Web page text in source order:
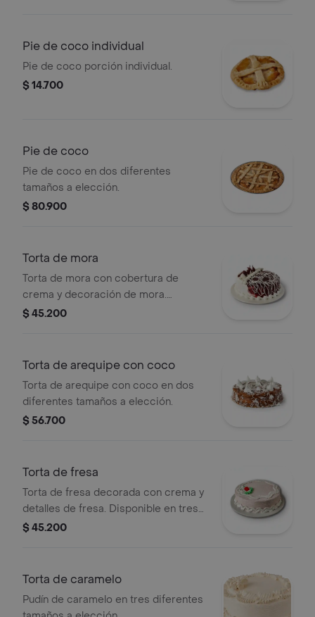
Pie de coco individual
Pie de coco porción individual.
$ 14.700
Pie de coco
Pie de coco en dos diferentes
tamaños a elección.
$ 80.900
Torta de mora
Torta de mora con cobertura de
crema y decoración de mora.
Disponible en dos tamaños.
$ 45.200
Torta de arequipe con coco
Torta de arequipe con coco en dos
diferentes tamaños a elección.
$ 56.700
Torta de fresa
Torta de fresa decorada con crema y
detalles de fresa. Disponible en tres
tamaños.
$ 45.200
Torta de caramelo
Pudín de caramelo en tres diferentes